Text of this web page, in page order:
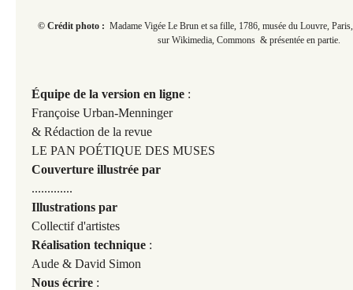
© Crédit photo : Madame Vigée Le Brun et sa fille, 1786, musée du Louvre,
sur Wikimedia, Commons & présentée en partie.
Équipe de la version en ligne :
Françoise Urban-Menninger
& Rédaction de la revue
LE PAN POÉTIQUE DES MUSES
Couverture illustrée par
.............
Illustrations par
Collectif d'artistes
Réalisation technique :
Aude & David Simon
Nous écrire :